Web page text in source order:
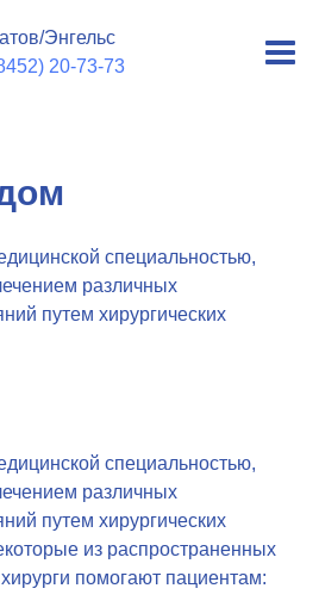
Энгельс
20-73-73
специальностью,
различных
путем хирургических
специальностью,
различных
путем хирургических
из распространенных
помогают пациентам: